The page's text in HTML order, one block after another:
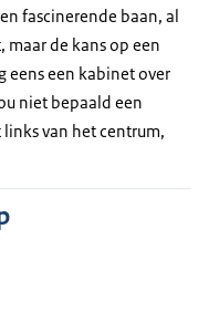
fascinerende baan, al
de kans op een
eens een kabinet over
niet bepaald een
van het centrum,